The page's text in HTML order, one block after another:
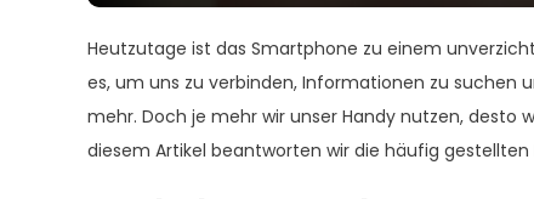
Heutzutage ist das Smartphone zu einem
es, um uns zu verbinden, Informationen zu suchen
mehr. Doch je mehr wir unser Handy nutzen, desto
diesem Artikel beantworten wir die häufig